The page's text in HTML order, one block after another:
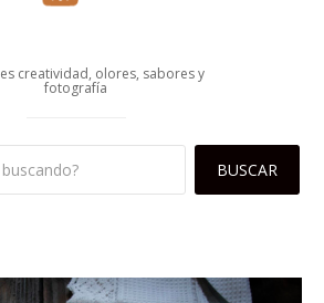
creatividad, olores, sabores y
fotografía